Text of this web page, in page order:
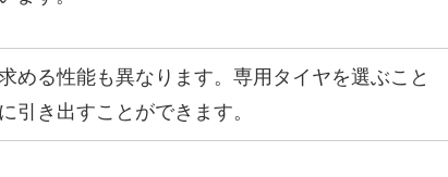
める性能も異なります。専用タイヤを選ぶこと
引き出すことができます。